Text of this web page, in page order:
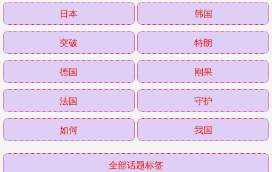
日本 韩国
突破 特朗
德国 刚果
法国 守护
如何 我国
全部话题标签